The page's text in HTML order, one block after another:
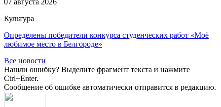
Культура
Определены победители конкурса студенческих работ «Моё
любимое место в Белгороде»
Все новости
Нашли ошибку? Выделите фрагмент текста и нажмите
Ctrl+Enter.
Сообщение об ошибке автоматически отправится в редакцию.